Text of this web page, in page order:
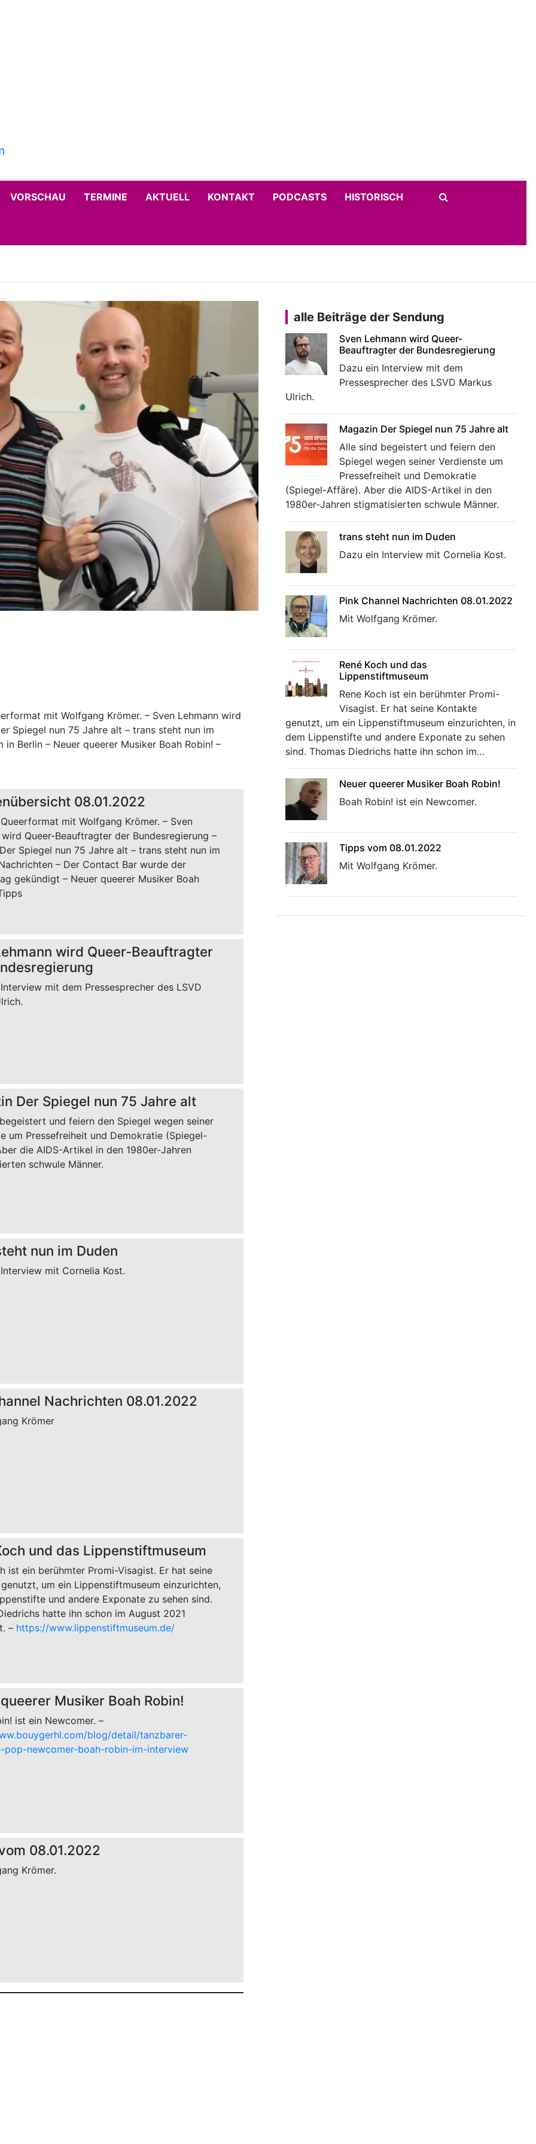
VORSCHAU TERMINE AKTUELL KONTAKT PODCASTS HISTORISCH
mit Wolfgang Krömer. – Sven Lehmann wird
Spiegel nun 75 Jahre alt – trans steht nun im
Berlin – Neuer queerer Musiker Boah Robin! –
08.01.2022
mit Wolfgang Krömer. – Sven
wird Queer-Beauftragter der Bundesregierung –
Spiegel nun 75 Jahre alt – trans steht nun im
– Der Contact Bar wurde der
gekündigt – Neuer queerer Musiker Boah
wird Queer-Beauftragter
mit dem Pressesprecher des LSVD
Der Spiegel nun 75 Jahre alt
und feiern den Spiegel wegen seiner
um Pressefreiheit und Demokratie (Spiegel-
die AIDS-Artikel in den 1980er-Jahren
schwule Männer.
nun im Duden
mit Cornelia Kost.
Nachrichten 08.01.2022
Krömer
und das Lippenstiftmuseum
ist ein berühmter Promi-Visagist. Er hat seine
um ein Lippenstiftmuseum einzurichten,
und andere Exponate zu sehen sind.
hatte ihn schon im August 2021
– https://www.lippenstiftmuseum.de/
Musiker Boah Robin!
ist ein Newcomer. –
blog/detail/tanzbarer-
pop-newcomer-boah-robin-im-interview
08.01.2022
Krömer.
alle Beiträge der Sendung
Sven Lehmann wird Queer-
Beauftragter der Bundesregierung
Dazu ein Interview mit dem
Pressesprecher des LSVD Markus
Ulrich.
Magazin Der Spiegel nun 75 Jahre alt
Alle sind begeistert und feiern den
Spiegel wegen seiner Verdienste um
Pressefreiheit und Demokratie
(Spiegel-Affäre). Aber die AIDS-Artikel in den
1980er-Jahren stigmatisierten schwule Männer.
trans steht nun im Duden
Dazu ein Interview mit Cornelia Kost.
Pink Channel Nachrichten 08.01.2022
Mit Wolfgang Krömer.
René Koch und das
Lippenstiftmuseum
Rene Koch ist ein berühmter Promi-
Visagist. Er hat seine Kontakte
genutzt, um ein Lippenstiftmuseum einzurichten, in
dem Lippenstifte und andere Exponate zu sehen
sind. Thomas Diedrichs hatte ihn schon im…
Neuer queerer Musiker Boah Robin!
Boah Robin! ist ein Newcomer.
Tipps vom 08.01.2022
Mit Wolfgang Krömer.